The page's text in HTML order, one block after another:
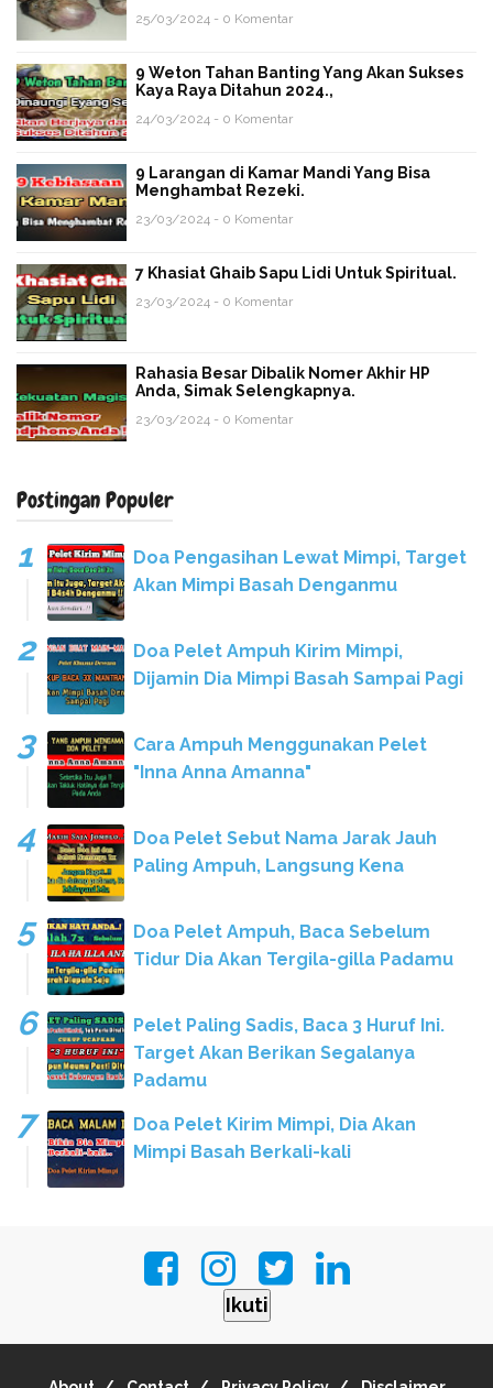
25/03/2024 - 0 Komentar
9 Weton Tahan Banting Yang Akan Sukses
Kaya Raya Ditahun 2024.,
24/03/2024 - 0 Komentar
9 Larangan di Kamar Mandi Yang Bisa
Menghambat Rezeki.
23/03/2024 - 0 Komentar
7 Khasiat Ghaib Sapu Lidi Untuk Spiritual.
23/03/2024 - 0 Komentar
Rahasia Besar Dibalik Nomer Akhir HP
Anda, Simak Selengkapnya.
23/03/2024 - 0 Komentar
Postingan Populer
Doa Pengasihan Lewat Mimpi, Target
Akan Mimpi Basah Denganmu
Doa Pelet Ampuh Kirim Mimpi,
Dijamin Dia Mimpi Basah Sampai Pagi
Cara Ampuh Menggunakan Pelet
"Inna Anna Amanna"
Doa Pelet Sebut Nama Jarak Jauh
Paling Ampuh, Langsung Kena
Doa Pelet Ampuh, Baca Sebelum
Tidur Dia Akan Tergila-gilla Padamu
Pelet Paling Sadis, Baca 3 Huruf Ini.
Target Akan Berikan Segalanya
Padamu
Doa Pelet Kirim Mimpi, Dia Akan
Mimpi Basah Berkali-kali
Ikuti